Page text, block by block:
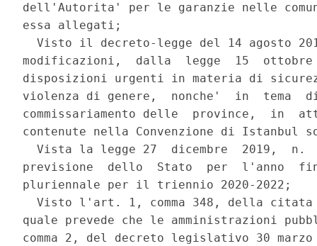
dell'Autorita' per le garanzie nelle
essa allegati;
Visto il decreto-legge del 14 agosto
modificazioni,  dalla  legge  15
disposizioni urgenti in materia di
violenza di genere,  nonche'  in  tema
commissariamento delle  province,  in
contenute nella Convenzione di Istanbul
Vista la legge 27  dicembre  2019,  n.
previsione  dello  Stato  per  l'anno
pluriennale per il triennio 2020-2022;
Visto l'art. 1, comma 348, della
quale prevede che le amministrazioni
comma 2, del decreto legislativo 30